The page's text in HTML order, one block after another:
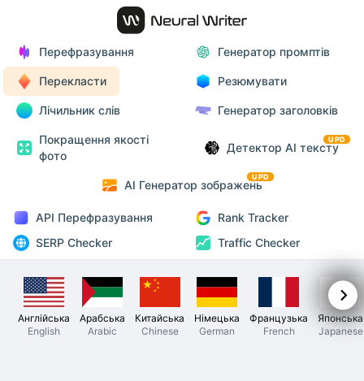
Перефразування Генератор промптів
Перекласти Резюмувати
Лічильник слів Генератор заголовків
Покращення якості
фото
Детектор AI тексту
UPD
AI Генератор зображень
UPD
API Перефразування
Rank Tracker
SERP Checker
Traffic Checker
Англійська
English
Арабська
Arabic
Китайська
Chinese
Німецька
German
Французька
French
Японська
Japanese